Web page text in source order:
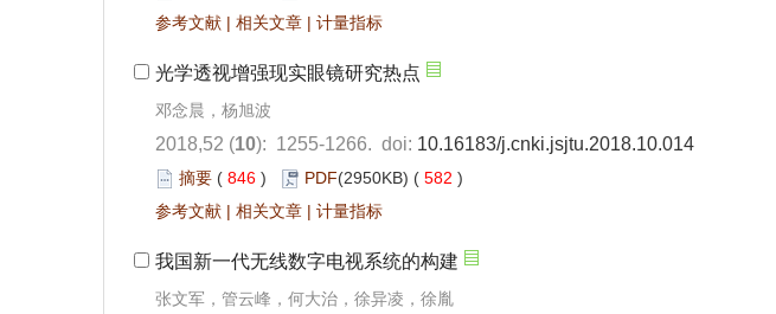
参考文献 | 相关文章 | 计量指标
光学透视增强现实眼镜研究热点
邓念晨，杨旭波
2018,52 (10): 1255-1266. doi: 10.16183/j.cnki.jsjtu.2018.10.014
摘要 ( 846 ) PDF(2950KB) ( 582 )
参考文献 | 相关文章 | 计量指标
我国新一代无线数字电视系统的构建
张文军，管云峰，何大治，徐异凌，徐胤